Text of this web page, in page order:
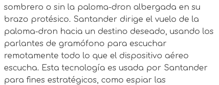
sombrero o sin la paloma-dron albergada en su
brazo protésico. Santander dirige el vuelo de la
paloma-dron hacia un destino deseado, usando los
parlantes de gramófono para escuchar
remotamente todo lo que el dispositivo aéreo
escucha. Esta tecnología es usada por Santander
para fines estratégicos, como espiar las